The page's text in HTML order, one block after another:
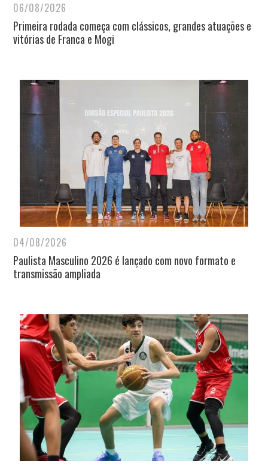
06/08/2026
Primeira rodada começa com clássicos, grandes atuações e
vitórias de Franca e Mogi
04/08/2026
Paulista Masculino 2026 é lançado com novo formato e
transmissão ampliada